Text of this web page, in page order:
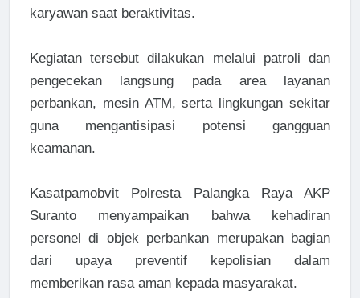
karyawan saat beraktivitas.
Kegiatan tersebut dilakukan melalui patroli dan
pengecekan langsung pada area layanan
perbankan, mesin ATM, serta lingkungan sekitar
guna mengantisipasi potensi gangguan
keamanan.
Kasatpamobvit Polresta Palangka Raya AKP
Suranto menyampaikan bahwa kehadiran
personel di objek perbankan merupakan bagian
dari upaya preventif kepolisian dalam
memberikan rasa aman kepada masyarakat.